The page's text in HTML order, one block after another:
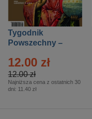
Tygodnik
Powszechny –
12.00 zł
12.00 zł
Najniższa cena z ostatnich 30
dni: 11.40 zł